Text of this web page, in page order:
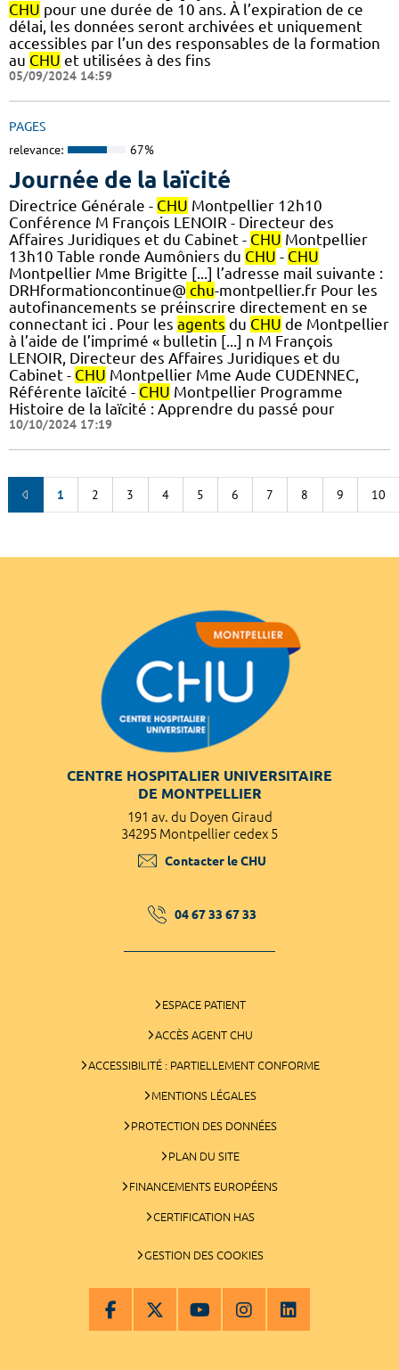
CHU pour une durée de 10 ans. À l’expiration de ce
délai, les données seront archivées et uniquement
accessibles par l’un des responsables de la formation
au CHU et utilisées à des fins
05/09/2024 14:59
PAGES
relevance: 67%
Journée de la laïcité
Directrice Générale - CHU Montpellier 12h10
Conférence M François LENOIR - Directeur des
Affaires Juridiques et du Cabinet - CHU Montpellier
13h10 Table ronde Aumôniers du CHU - CHU
Montpellier Mme Brigitte [...] l’adresse mail suivante :
DRHformationcontinue@ chu-montpellier.fr Pour les
autofinancements se préinscrire directement en se
connectant ici . Pour les agents du CHU de Montpellier
à l’aide de l’imprimé « bulletin [...] n M François
LENOIR, Directeur des Affaires Juridiques et du
Cabinet - CHU Montpellier Mme Aude CUDENNEC,
Référente laïcité - CHU Montpellier Programme
Histoire de la laïcité : Apprendre du passé pour
10/10/2024 17:19
1 2 3 4 5 6 7 8 9 10
CENTRE HOSPITALIER UNIVERSITAIRE
DE MONTPELLIER
191 av. du Doyen Giraud
34295 Montpellier cedex 5
Contacter le CHU
04 67 33 67 33
ESPACE PATIENT
ACCÈS AGENT CHU
ACCESSIBILITÉ : PARTIELLEMENT CONFORME
MENTIONS LÉGALES
PROTECTION DES DONNÉES
PLAN DU SITE
FINANCEMENTS EUROPÉENS
CERTIFICATION HAS
GESTION DES COOKIES